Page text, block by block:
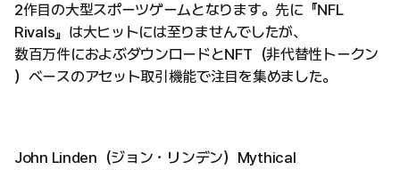
2作目の大型スポーツゲームとなります。先に『NFL
Rivals』は大ヒットには至りませんでしたが、
数百万件におよぶダウンロードとNFT（非代替性トークン
）ベースのアセット取引機能で注目を集めました。
John Linden（ジョン・リンデン）Mythical